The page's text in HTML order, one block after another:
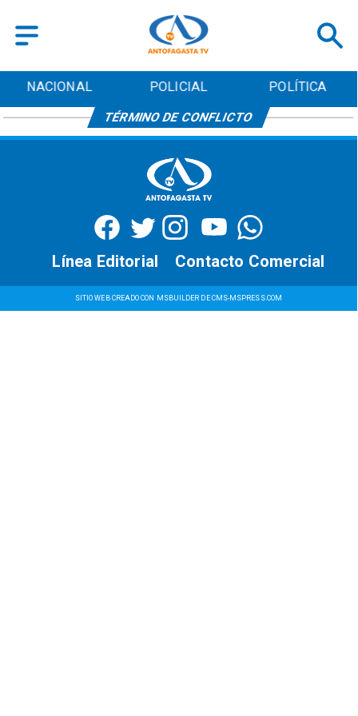
NACIONAL POLICIAL POLÍTICA
TÉRMINO DE CONFLICTO
SITIO WEB CREADO CON MSBUILDER DE CMS-MSPRESS.COM
Contacto Comercial
Línea Editorial